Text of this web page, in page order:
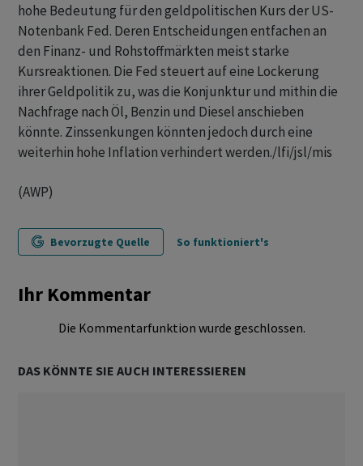
hohe Bedeutung für den geldpolitischen Kurs der US-
Notenbank Fed. Deren Entscheidungen entfachen an
den Finanz- und Rohstoffmärkten meist starke
Kursreaktionen. Die Fed steuert auf eine Lockerung
ihrer Geldpolitik zu, was die Konjunktur und mithin die
Nachfrage nach Öl, Benzin und Diesel anschieben
könnte. Zinssenkungen könnten jedoch durch eine
weiterhin hohe Inflation verhindert werden./lfi/jsl/mis
(AWP)
Bevorzugte Quelle So funktioniert's
Ihr Kommentar
Die Kommentarfunktion wurde geschlossen.
DAS KÖNNTE SIE AUCH INTERESSIEREN